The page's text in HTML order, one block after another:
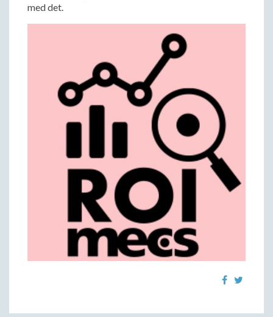
med det.